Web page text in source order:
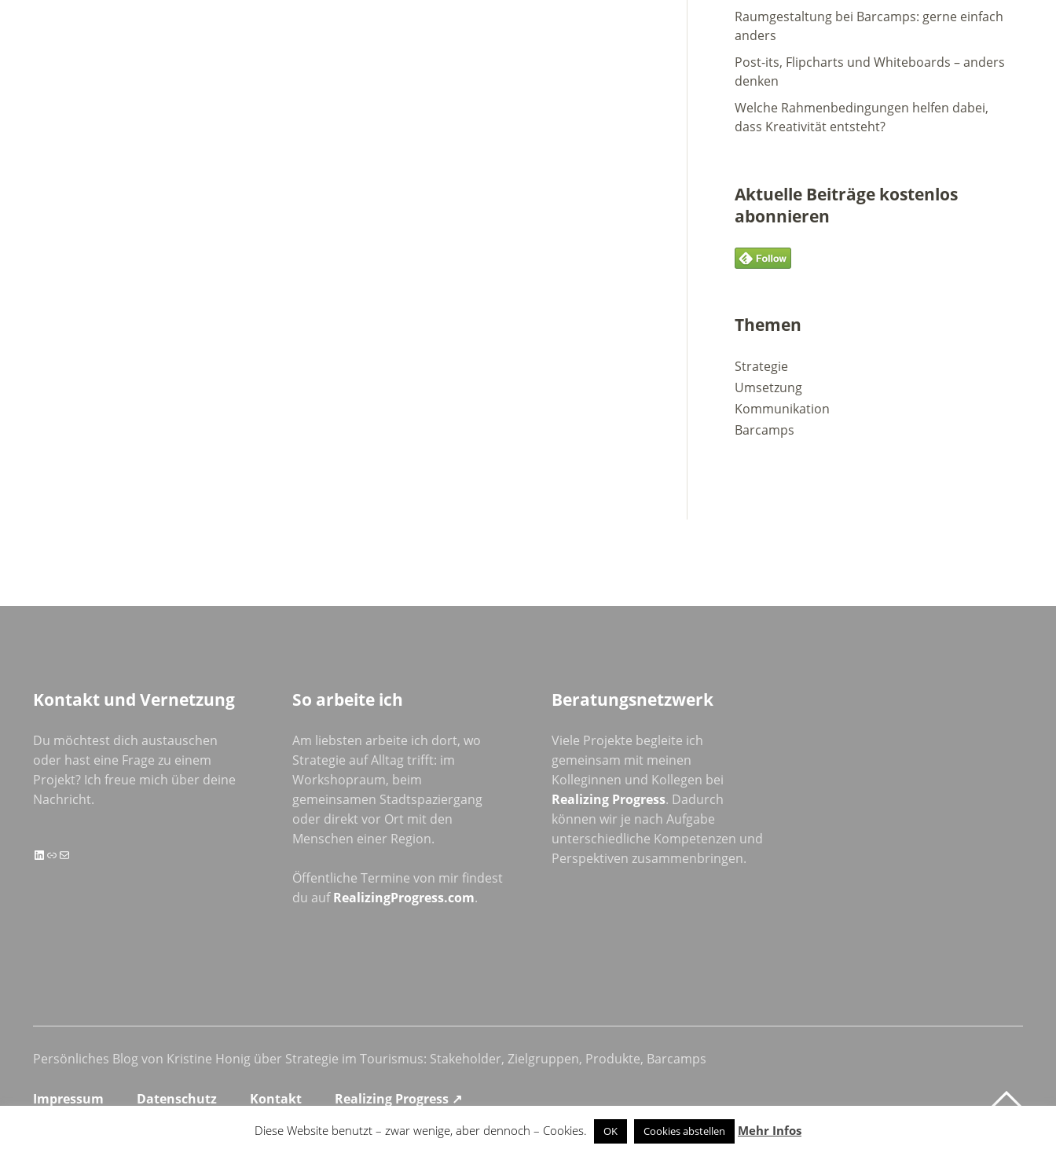
Raumgestaltung bei Barcamps: gerne einfach
anders
Post-its, Flipcharts und Whiteboards – anders
denken
Welche Rahmenbedingungen helfen dabei,
dass Kreativität entsteht?
Aktuelle Beiträge kostenlos
abonnieren
Themen
Strategie
Umsetzung
Kommunikation
Barcamps
Kontakt und Vernetzung
Du möchtest dich austauschen
oder hast eine Frage zu einem
Projekt? Ich freue mich über deine
Nachricht.
LinkedIn
LinkE-Mail
So arbeite ich
Am liebsten arbeite ich dort, wo
Strategie auf Alltag trifft: im
Workshopraum, beim
gemeinsamen Stadtspaziergang
oder direkt vor Ort mit den
Menschen einer Region.
Öffentliche Termine von mir findest
du aufRealizingProgress.com.
Beratungsnetzwerk
Viele Projekte begleite ich
gemeinsam mit meinen
Kolleginnen und Kollegen bei
Realizing Progress. Dadurch
können wir je nach Aufgabe
unterschiedliche Kompetenzen und
Perspektiven zusammenbringen.
Persönliches Blog von Kristine Honig über Strategie im Tourismus: Stakeholder, Zielgruppen, Produkte, Barcamps
Impressum Datenschutz Kontakt Realizing Progress ↗
Diese Website benutzt – zwar wenige, aber dennoch – Cookies. OK Cookies abstellen Mehr Infos